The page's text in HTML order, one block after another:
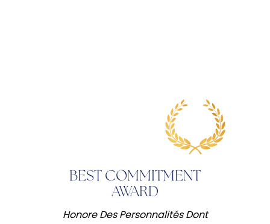
BEST COMMITMENT
AWARD
Honore Des Personnalités Dont